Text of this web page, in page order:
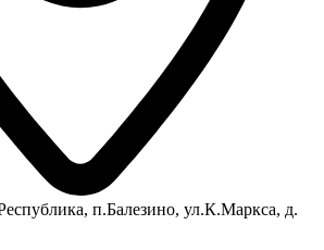
п.Балезино, ул.К.Маркса, д.